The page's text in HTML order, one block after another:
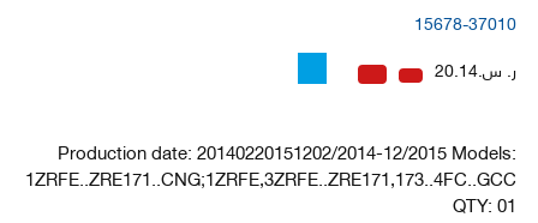
15678-37010
ر. س.20.14
Production date: 20140220151202/2014-12/2015 Models:
1ZRFE..ZRE171..CNG;1ZRFE,3ZRFE..ZRE171,173..4FC..GCC
QTY: 01